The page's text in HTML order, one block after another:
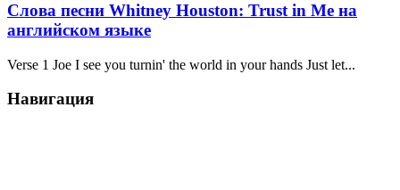
Слова песни Whitney Houston: Trust in Me на
английском языке
Verse 1 Joe I see you turnin' the world in your hands Just let...
Навигация